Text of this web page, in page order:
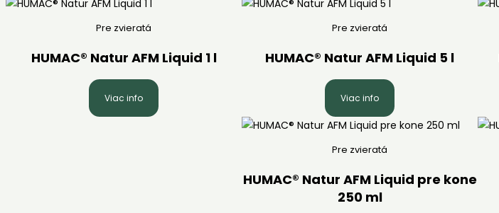
Pre zvieratá
HUMAC® Natur AFM Liquid 1 l
Viac info
Pre zvieratá
HUMAC® Natur AFM Liquid 5 l
Viac info
Pre zvieratá
HUMAC® Natur AFM Liquid pre kone
250 ml